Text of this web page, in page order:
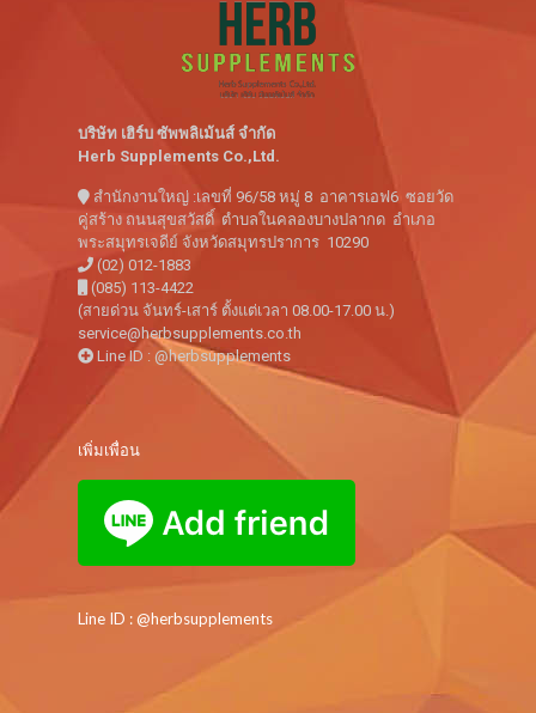
บริษัท เฮิร์บ ซัพพลิเม้นส์ จำกัด
Herb Supplements Co.,Ltd.
สำนักงานใหญ่ :เลขที่ 96/58 หมู่ 8 อาคารเอฟ6 ซอยวัด
คู่สร้าง ถนนสุขสวัสดิ์ ตำบลในคลองบางปลากด อำเภอ
พระสมุทรเจดีย์ จังหวัดสมุทรปราการ 10290
(02) 012-1883
(085) 113-4422
(สายด่วน จันทร์-เสาร์ ตั้งแต่เวลา 08.00-17.00 น.)
service@herbsupplements.co.th
Line ID : @herbsupplements
เพิ่มเพื่อน
Line ID : @herbsupplements